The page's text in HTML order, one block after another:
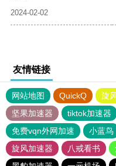
2024-02-02
友情链接
网站地图 QuickQ 旋
坚果加速器
tiktok加速器
免费vqn外网加速
小蓝鸟
旋风加速器
八戒看书